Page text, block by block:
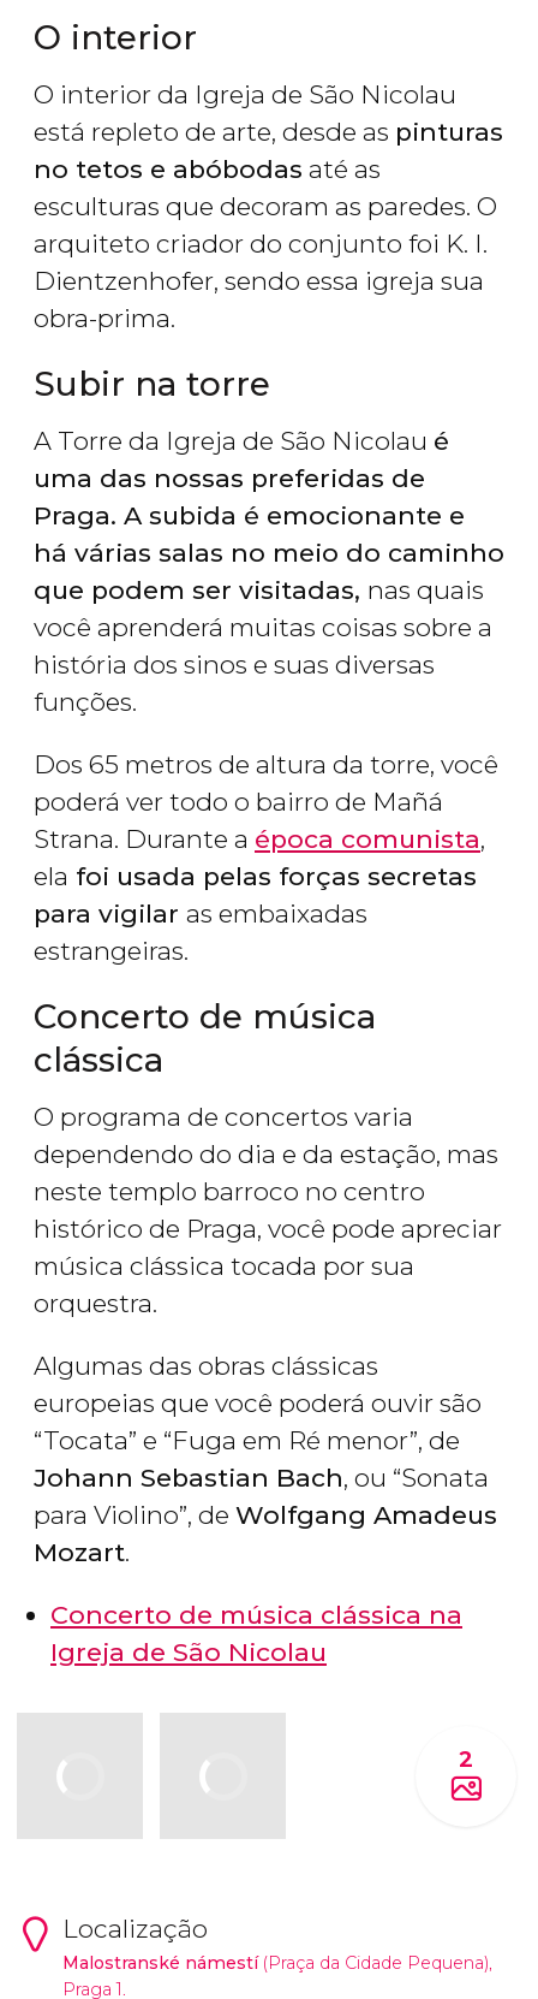
O interior
O interior da Igreja de São Nicolau
está repleto de arte, desde as pinturas
no tetos e abóbodas até as
esculturas que decoram as paredes. O
arquiteto criador do conjunto foi K. I.
Dientzenhofer, sendo essa igreja sua
obra-prima.
Subir na torre
A Torre da Igreja de São Nicolau é
uma das nossas preferidas de
Praga. A subida é emocionante e
há várias salas no meio do caminho
que podem ser visitadas, nas quais
você aprenderá muitas coisas sobre a
história dos sinos e suas diversas
funções.
Dos 65 metros de altura da torre, você
poderá ver todo o bairro de Mañá
Strana. Durante a época comunista,
ela foi usada pelas forças secretas
para vigilar as embaixadas
estrangeiras.
Concerto de música
clássica
O programa de concertos varia
dependendo do dia e da estação, mas
neste templo barroco no centro
histórico de Praga, você pode apreciar
música clássica tocada por sua
orquestra.
Algumas das obras clássicas
europeias que você poderá ouvir são
“Tocata” e “Fuga em Ré menor”, ​​de
Johann Sebastian Bach, ou “Sonata
para Violino”, de Wolfgang Amadeus
Mozart.
Concerto de música clássica na
Igreja de São Nicolau
2
Localização
Malostranské námestí(Praça da Cidade Pequena),
Praga 1.